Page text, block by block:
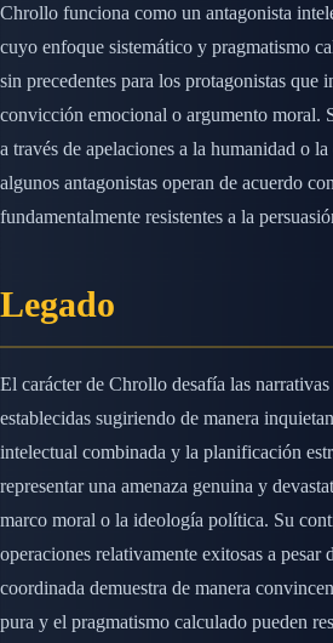
Chrollo funciona como un antagonista
cuyo enfoque sistemático y pragmatismo
sin precedentes para los protagonistas que
convicción emocional o argumento moral.
a través de apelaciones a la humanidad o
algunos antagonistas operan de acuerdo
fundamentalmente resistentes a la
Legado
El carácter de Chrollo desafía las
establecidas sugiriendo de manera
intelectual combinada y la planificación
representar una amenaza genuina y
marco moral o la ideología política. Su
operaciones relativamente exitosas a pesar
coordinada demuestra de manera
pura y el pragmatismo calculado pueden